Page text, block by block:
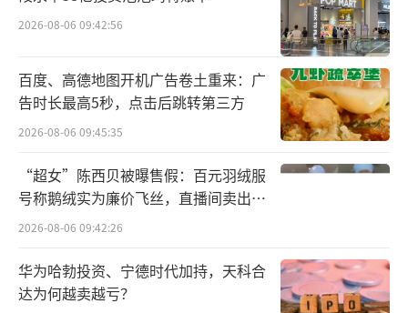
纠正不合理药价并非“一刀切”
实际上，这次“比价行动”要解决的核心
问题，是多年来零售药店和医疗机构之间的药
品差价。
米内网数据显示，2023年，我国药品总销
售额达18865亿元，其中公立医院终端占比61.
3%，零售药店终端占比29.3%。放长时间维度
看，随着处方外流和门诊统筹制度的推进，药
企在零售端销售比重也在逐年持续扩大。
2026-08-06 09:42:56
百度、高德地图开机广告卷土重来：广
告时长最高5秒，点击后跳转第三方
2026-08-06 09:45:35
“超女”陈西贝被曝售假：百元羽绒服
号称鹅绒实为廉价飞丝，直播间卖出超
百万元
2026-08-06 09:42:26
华为哈勃投资、宁德时代加持，天科合
达为何越卖越亏？